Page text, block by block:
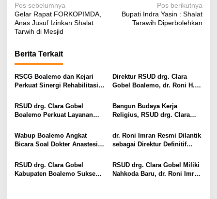
N
a
v
i
g
a
s
i
p
o
s
Pos sebelumnya
Gelar Rapat FORKOPIMDA,
Anas Jusuf Izinkan Shalat
Tarwih di Mesjid
Pos berikutnya
Bupati Indra Yasin : Shalat
Tarawih Diperbolehkan
Berita Terkait
RSCG Boalemo dan Kejari
Perkuat Sinergi Rehabilitasi
Narkotika melalui Keadilan
Restoratif
Direktur RSUD drg. Clara
Gobel Boalemo, dr. Roni H.
Strategis Penguatan Layanan
Uronefrologi
RSUD drg. Clara Gobel
Boalemo Perkuat Layanan
Nasional, dr. Roni H. Imran:
Tingkatkan Akses Layanan
Bangun Budaya Kerja
Religius, RSUD drg. Clara
Program Baca Al-Qur’an bagi
Seluruh Pegawai
Wabup Boalemo Angkat
Bicara Soal Dokter Anastesi
Tetap Optimal
dr. Roni Imran Resmi Dilantik
sebagai Direktur Definitif
Boalemo
RSUD drg. Clara Gobel
Kabupaten Boalemo Sukses
RSUD drg. Clara Gobel Miliki
Nahkoda Baru, dr. Roni Imran